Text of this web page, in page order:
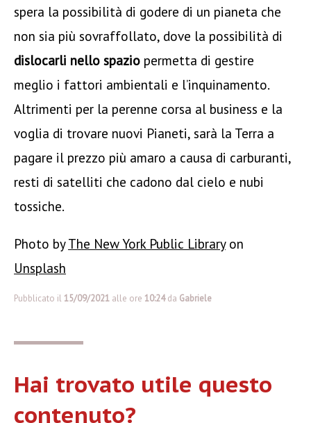
spera la possibilità di godere di un pianeta che
non sia più sovraffollato, dove la possibilità di
dislocarli nello spazio permetta di gestire
meglio i fattori ambientali e l’inquinamento.
Altrimenti per la perenne corsa al business e la
voglia di trovare nuovi Pianeti, sarà la Terra a
pagare il prezzo più amaro a causa di carburanti,
resti di satelliti che cadono dal cielo e nubi
tossiche.
Photo byThe New York Public Libraryon
Unsplash
Pubblicato il 15/09/2021 alle ore 10:24 da Gabriele
Hai trovato utile questo
contenuto?